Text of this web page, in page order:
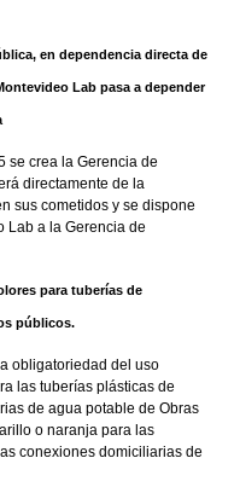
en dependencia directa de
Lab pasa a depender
se crea la Gerencia de
directamente de la
sus cometidos y se dispone
Lab a la Gerencia de
para tuberías de
públicos.
obligatoriedad del uso
las tuberías plásticas de
de agua potable de Obras
o naranja para las
conexiones domiciliarias de